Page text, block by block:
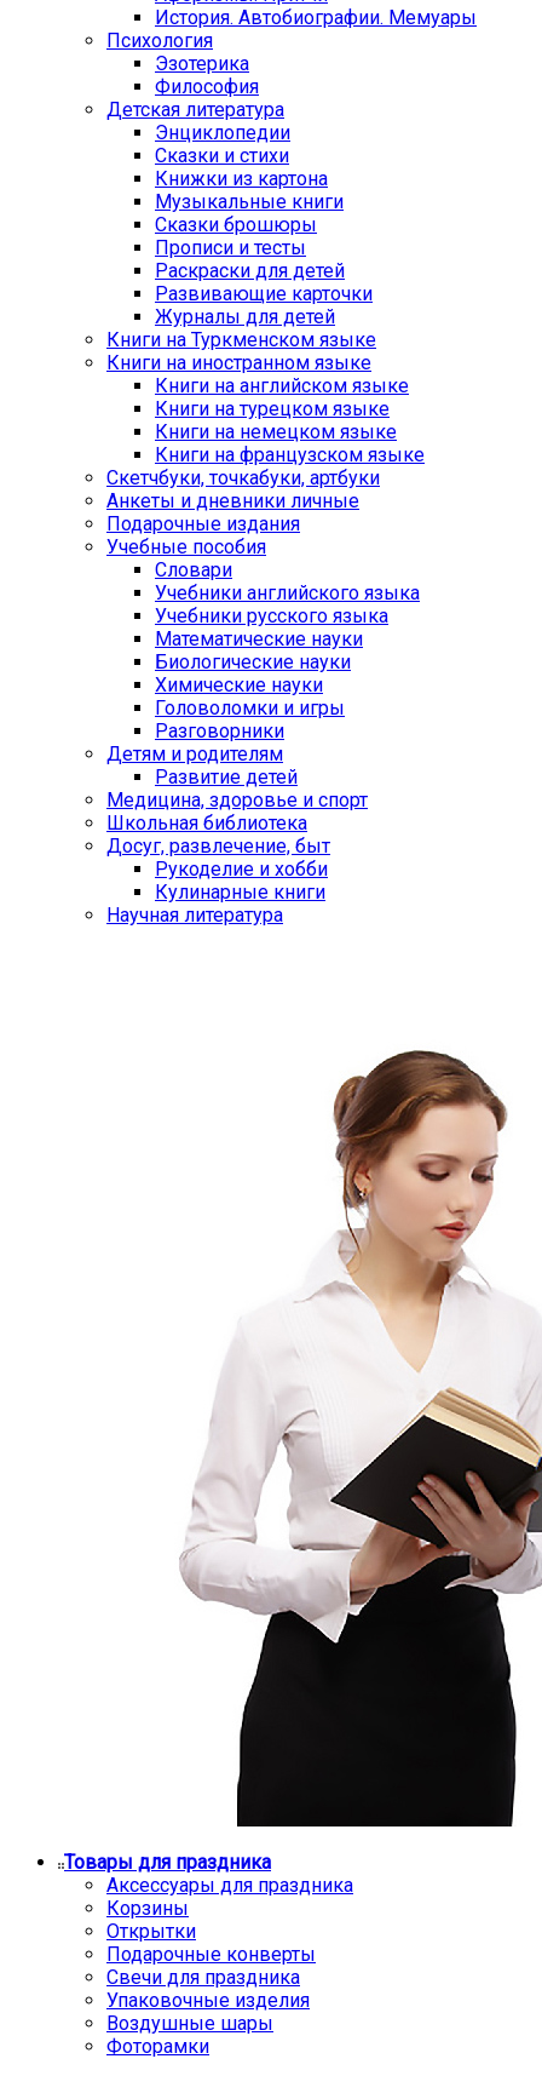
История. Автобиографии. Мемуары
Психология
Эзотерика
Философия
Детская литература
Энциклопедии
Сказки и стихи
Книжки из картона
Музыкальные книги
Сказки брошюры
Прописи и тесты
Раскраски для детей
Развивающие карточки
Журналы для детей
Книги на Туркменском языке
Книги на иностранном языке
Книги на английском языке
Книги на турецком языке
Книги на немецком языке
Книги на французском языке
Cкетчбуки, точкабуки, артбуки
Анкеты и дневники личные
Подарочные издания
Учебные пособия
Словари
Учебники английского языка
Учебники русского языка
Математические науки
Биологические науки
Химические науки
Головоломки и игры
Разговорники
Детям и родителям
Развитие детей
Медицина, здоровье и спорт
Школьная библиотека
Досуг, развлечение, быт
Рукоделие и хобби
Кулинарные книги
Научная литература
Товары для праздника
Аксессуары для праздника
Корзины
Открытки
Подарочные конверты
Свечи для праздника
Упаковочные изделия
Воздушные шары
Фоторамки